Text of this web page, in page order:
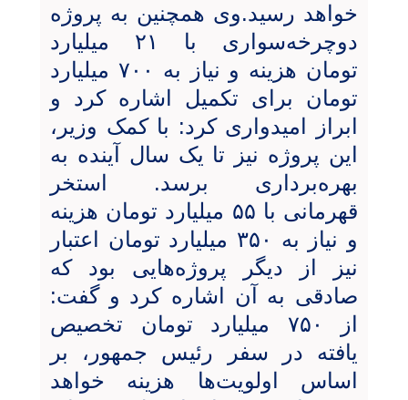
خواهد رسید.وی همچنین به پروژه
دوچرخه‌سواری با ۲۱ میلیارد
تومان هزینه و نیاز به ۷۰۰ میلیارد
تومان برای تکمیل اشاره کرد و
ابراز امیدواری کرد: با کمک وزیر،
این پروژه نیز تا یک سال آینده به
بهره‌برداری برسد. استخر
قهرمانی با ۵۵ میلیارد تومان هزینه
و نیاز به ۳۵۰ میلیارد تومان اعتبار
نیز از دیگر پروژه‌هایی بود که
صادقی به آن اشاره کرد و گفت:
از ۷۵۰ میلیارد تومان تخصیص
یافته در سفر رئیس جمهور، بر
اساس اولویت‌ها هزینه خواهد